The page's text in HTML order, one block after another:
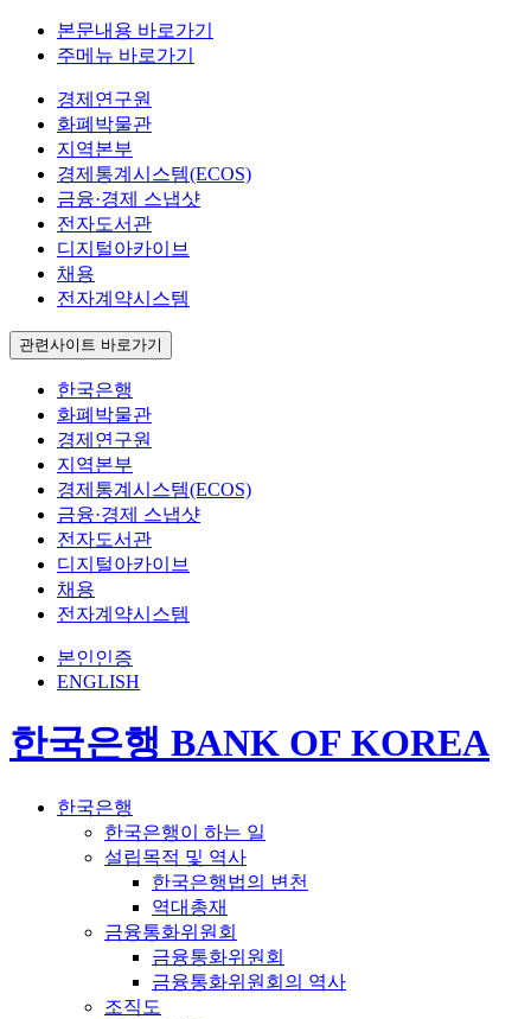
본문내용 바로가기
주메뉴 바로가기
경제연구원
화폐박물관
지역본부
경제통계시스템(ECOS)
금융·경제 스냅샷
전자도서관
디지털아카이브
채용
전자계약시스템
관련사이트 바로가기
한국은행
화폐박물관
경제연구원
지역본부
경제통계시스템(ECOS)
금융·경제 스냅샷
전자도서관
디지털아카이브
채용
전자계약시스템
본인인증
ENGLISH
한국은행 BANK OF KOREA
한국은행
한국은행이 하는 일
설립목적 및 역사
한국은행법의 변천
역대총재
금융통화위원회
금융통화위원회
금융통화위원회의 역사
조직도